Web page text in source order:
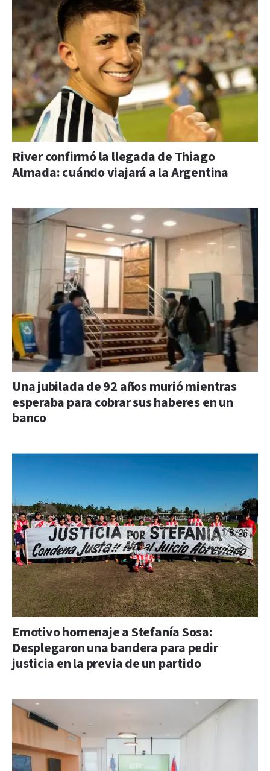
River confirmó la llegada de Thiago
Almada: cuándo viajará a la Argentina
Una jubilada de 92 años murió mientras
esperaba para cobrar sus haberes en un
banco
Emotivo homenaje a Stefanía Sosa:
Desplegaron una bandera para pedir
justicia en la previa de un partido